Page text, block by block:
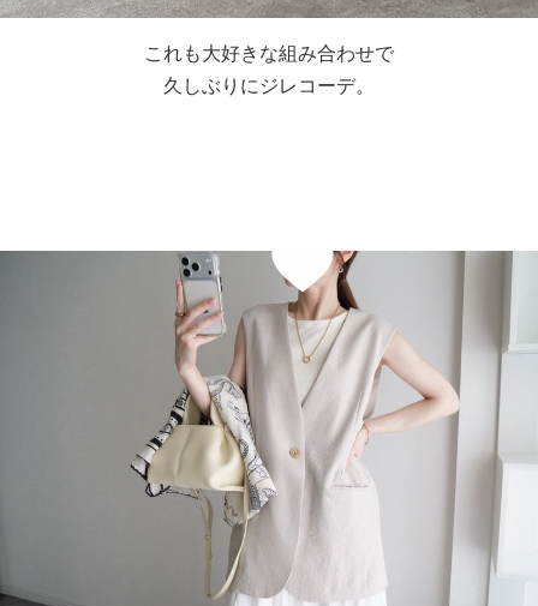
これも大好きな組み合わせで
久しぶりにジレコーデ。